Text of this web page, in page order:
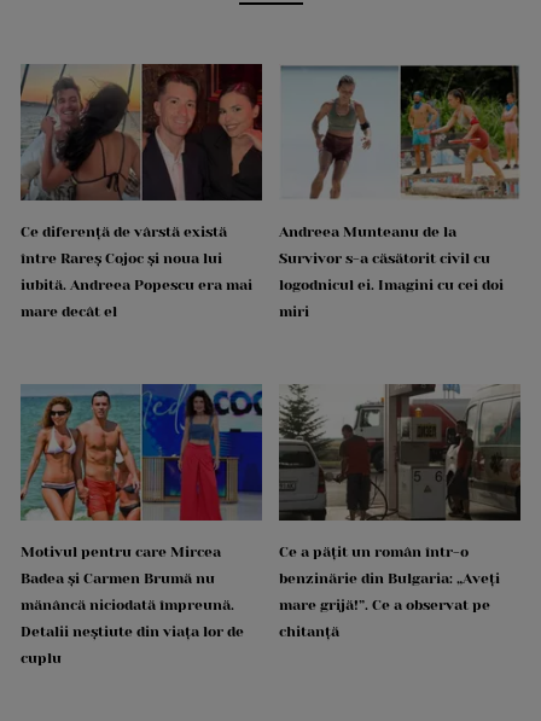
Ce diferență de vârstă există
între Rareș Cojoc și noua lui
iubită. Andreea Popescu era mai
mare decât el
Andreea Munteanu de la
Survivor s-a căsătorit civil cu
logodnicul ei. Imagini cu cei doi
miri
Motivul pentru care Mircea
Badea și Carmen Brumă nu
mănâncă niciodată împreună.
Detalii neștiute din viața lor de
cuplu
Ce a pățit un român într-o
benzinărie din Bulgaria: „Aveți
mare grijă!”. Ce a observat pe
chitanță